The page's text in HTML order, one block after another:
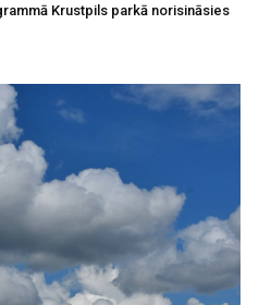
Krustpils parkā norisināsies